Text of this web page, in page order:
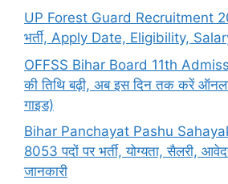
UP Forest Guard Recruitment
भर्ती, Apply Date, Eligibility,
OFFSS Bihar Board 11th
की तिथि बढ़ी, अब इस दिन तक करें
गाइड)
Bihar Panchayat Pashu
8053 पदों पर भर्ती, योग्यता, सैलरी,
जानकारी